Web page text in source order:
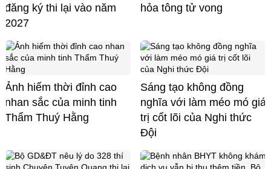
đăng ký thi lại vào năm
2027
hỏa tông tử vong
Ảnh hiếm thời đỉnh cao
nhan sắc của minh tinh
Thẩm Thuý Hằng
Sáng tạo không đồng
nghĩa với làm méo mó giá
trị cốt lõi của Nghi thức
Đội